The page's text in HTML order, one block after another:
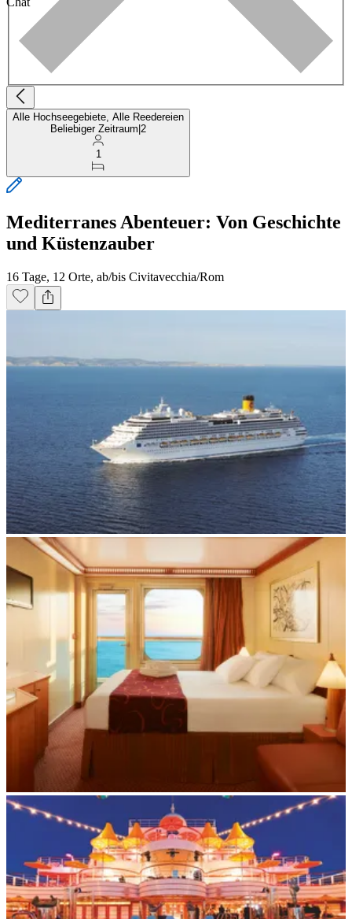
Alle Hochseegebiete, Alle Reedereien
Beliebiger Zeitraum 2
1
Mediterranes Abenteuer: Von Geschichte
und Küstenzauber
16 Tage, 12 Orte, ab/bis Civitavecchia/Rom